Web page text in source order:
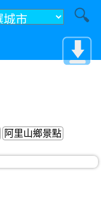
阿里山鄉景點